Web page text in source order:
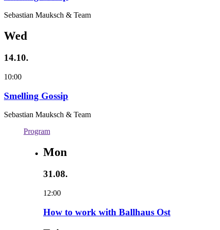
Sebastian Mauksch & Team
Wed
14.10.
10:00
Smelling Gossip
Sebastian Mauksch & Team
Program
Mon
31.08.
12:00
How to work with Ballhaus Ost